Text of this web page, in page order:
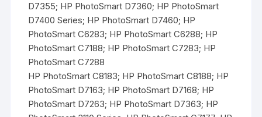
D7355; HP PhotoSmart D7360; HP PhotoSmart
D7400 Series; HP PhotoSmart D7460; HP
PhotoSmart C6283; HP PhotoSmart C6288; HP
PhotoSmart C7188; HP PhotoSmart C7283; HP
PhotoSmart C7288
HP PhotoSmart C8183; HP PhotoSmart C8188; HP
PhotoSmart D7163; HP PhotoSmart D7168; HP
PhotoSmart D7263; HP PhotoSmart D7363; HP